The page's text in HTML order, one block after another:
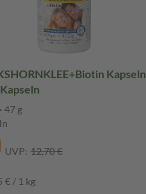
Kapseln
47 g
UVP: 12,70 €
€ / 1 kg